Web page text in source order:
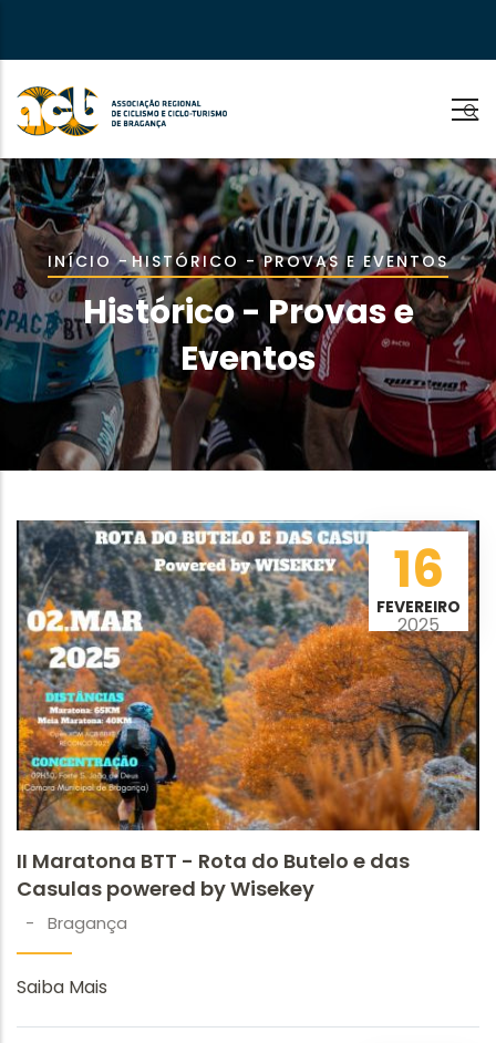
conteúdo
Navegação
estrutural
INÍCIO -HISTÓRICO - PROVAS E EVENTOS
Histórico - Provas e
Eventos
16
FEVEREIRO
2025
II Maratona BTT - Rota do Butelo e das
Casulas powered by Wisekey
- Bragança
Saiba Mais